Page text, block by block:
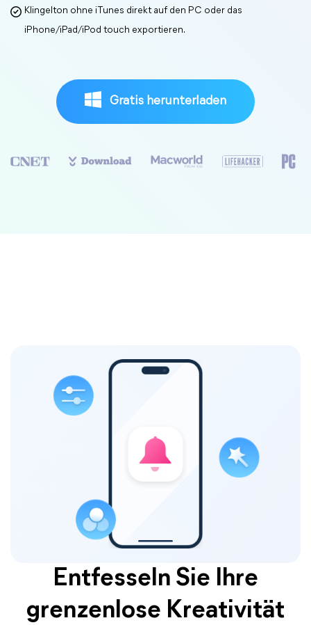
Klingelton ohne iTunes direkt auf den PC oder das
iPhone/iPad/iPod touch exportieren.
Gratis herunterladen
Entfesseln Sie Ihre
grenzenlose Kreativität